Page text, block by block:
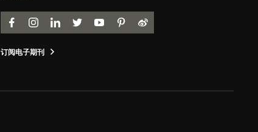
FACEBOOK
INSTAGRAM
LINKEDINTWITTERYOUTUBEPINTEREST
WEIBO
订阅电子期刊